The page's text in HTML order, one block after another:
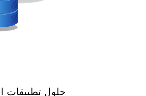
حلول تطبيقات